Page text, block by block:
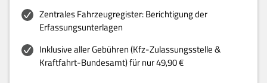
Zentrales Fahrzeugregister: Berichtigung der
Erfassungsunterlagen
Inklusive aller Gebühren (Kfz-Zulassungsstelle &
Kraftfahrt-Bundesamt) für nur 49,90 €